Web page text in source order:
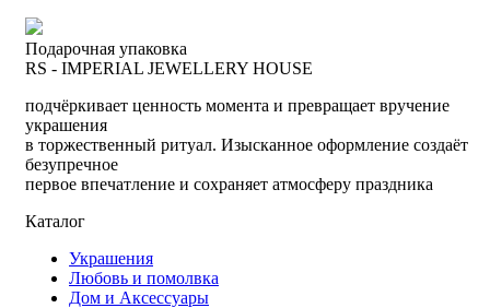
Подарочная упаковка
RS - IMPERIAL JEWELLERY HOUSE
подчёркивает ценность момента и превращает вручение
украшения
в торжественный ритуал. Изысканное оформление создаёт
безупречное
первое впечатление и сохраняет атмосферу праздника
Каталог
Украшения
Любовь и помолвка
Дом и Аксессуары